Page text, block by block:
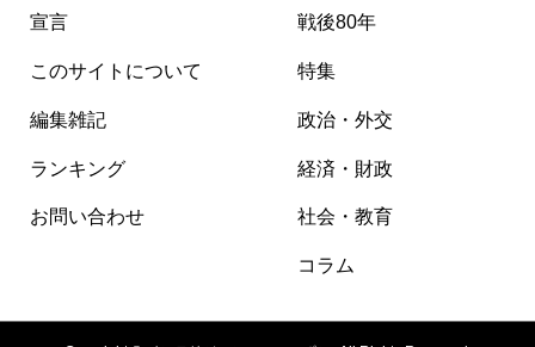
宣言
このサイトについて
編集雑記
ランキング
お問い合わせ
戦後80年
特集
政治・外交
経済・財政
社会・教育
コラム